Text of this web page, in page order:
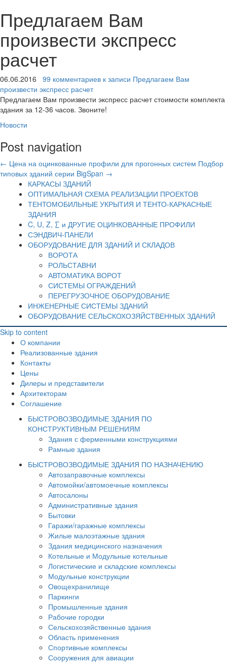
Предлагаем Вам
произвести экспресс
расчет
06.06.2016 99 комментариев к записи Предлагаем Вам
произвести экспресс расчет
Предлагаем Вам произвести экспресс расчет стоимости комплекта
здания за 12-36 часов. Звоните!
Новости
Post navigation
← Цена на оцинкованные профили для прогонных систем Подбор
типовых зданий серии BigSpan →
КАРКАСЫ ЗДАНИЙ
ОПТИМАЛЬНАЯ СХЕМА РЕАЛИЗАЦИИ ПРОЕКТОВ
ТЕНТОМОБИЛЬНЫЕ УКРЫТИЯ И ТЕНТО-КАРКАСНЫЕ
ЗДАНИЯ
C, U, Z, ∑ и ДРУГИЕ ОЦИНКОВАННЫЕ ПРОФИЛИ
СЭНДВИЧ-ПАНЕЛИ
ОБОРУДОВАНИЕ ДЛЯ ЗДАНИЙ И СКЛАДОВ
ВОРОТА
РОЛЬСТАВНИ
АВТОМАТИКА ВОРОТ
СИСТЕМЫ ОГРАЖДЕНИЙ
ПЕРЕГРУЗОЧНОЕ ОБОРУДОВАНИЕ
ИНЖЕНЕРНЫЕ СИСТЕМЫ ЗДАНИЙ
ОБОРУДОВАНИЕ СЕЛЬСКОХОЗЯЙСТВЕННЫХ ЗДАНИЙ
Skip to content
О компании
Реализованные здания
Контакты
Цены
Дилеры и представители
Архитекторам
Соглашение
БЫСТРОВОЗВОДИМЫЕ ЗДАНИЯ ПО
КОНСТРУКТИВНЫМ РЕШЕНИЯМ
Здания с ферменными конструкциями
Рамные здания
БЫСТРОВОЗВОДИМЫЕ ЗДАНИЯ ПО НАЗНАЧЕНИЮ
Автозаправочные комплексы
Автомойки/автомоечные комплексы
Автосалоны
Административные здания
Бытовки
Гаражи/гаражные комплексы
Жилые малоэтажные здания
Здания медицинского назначения
Котельные и Модульные котельные
Логистические и складские комплексы
Модульные конструкции
Овощехранилище
Паркинги
Промышленные здания
Рабочие городки
Сельскохозяйственные здания
Область применения
Спортивные комплексы
Сооружения для авиации